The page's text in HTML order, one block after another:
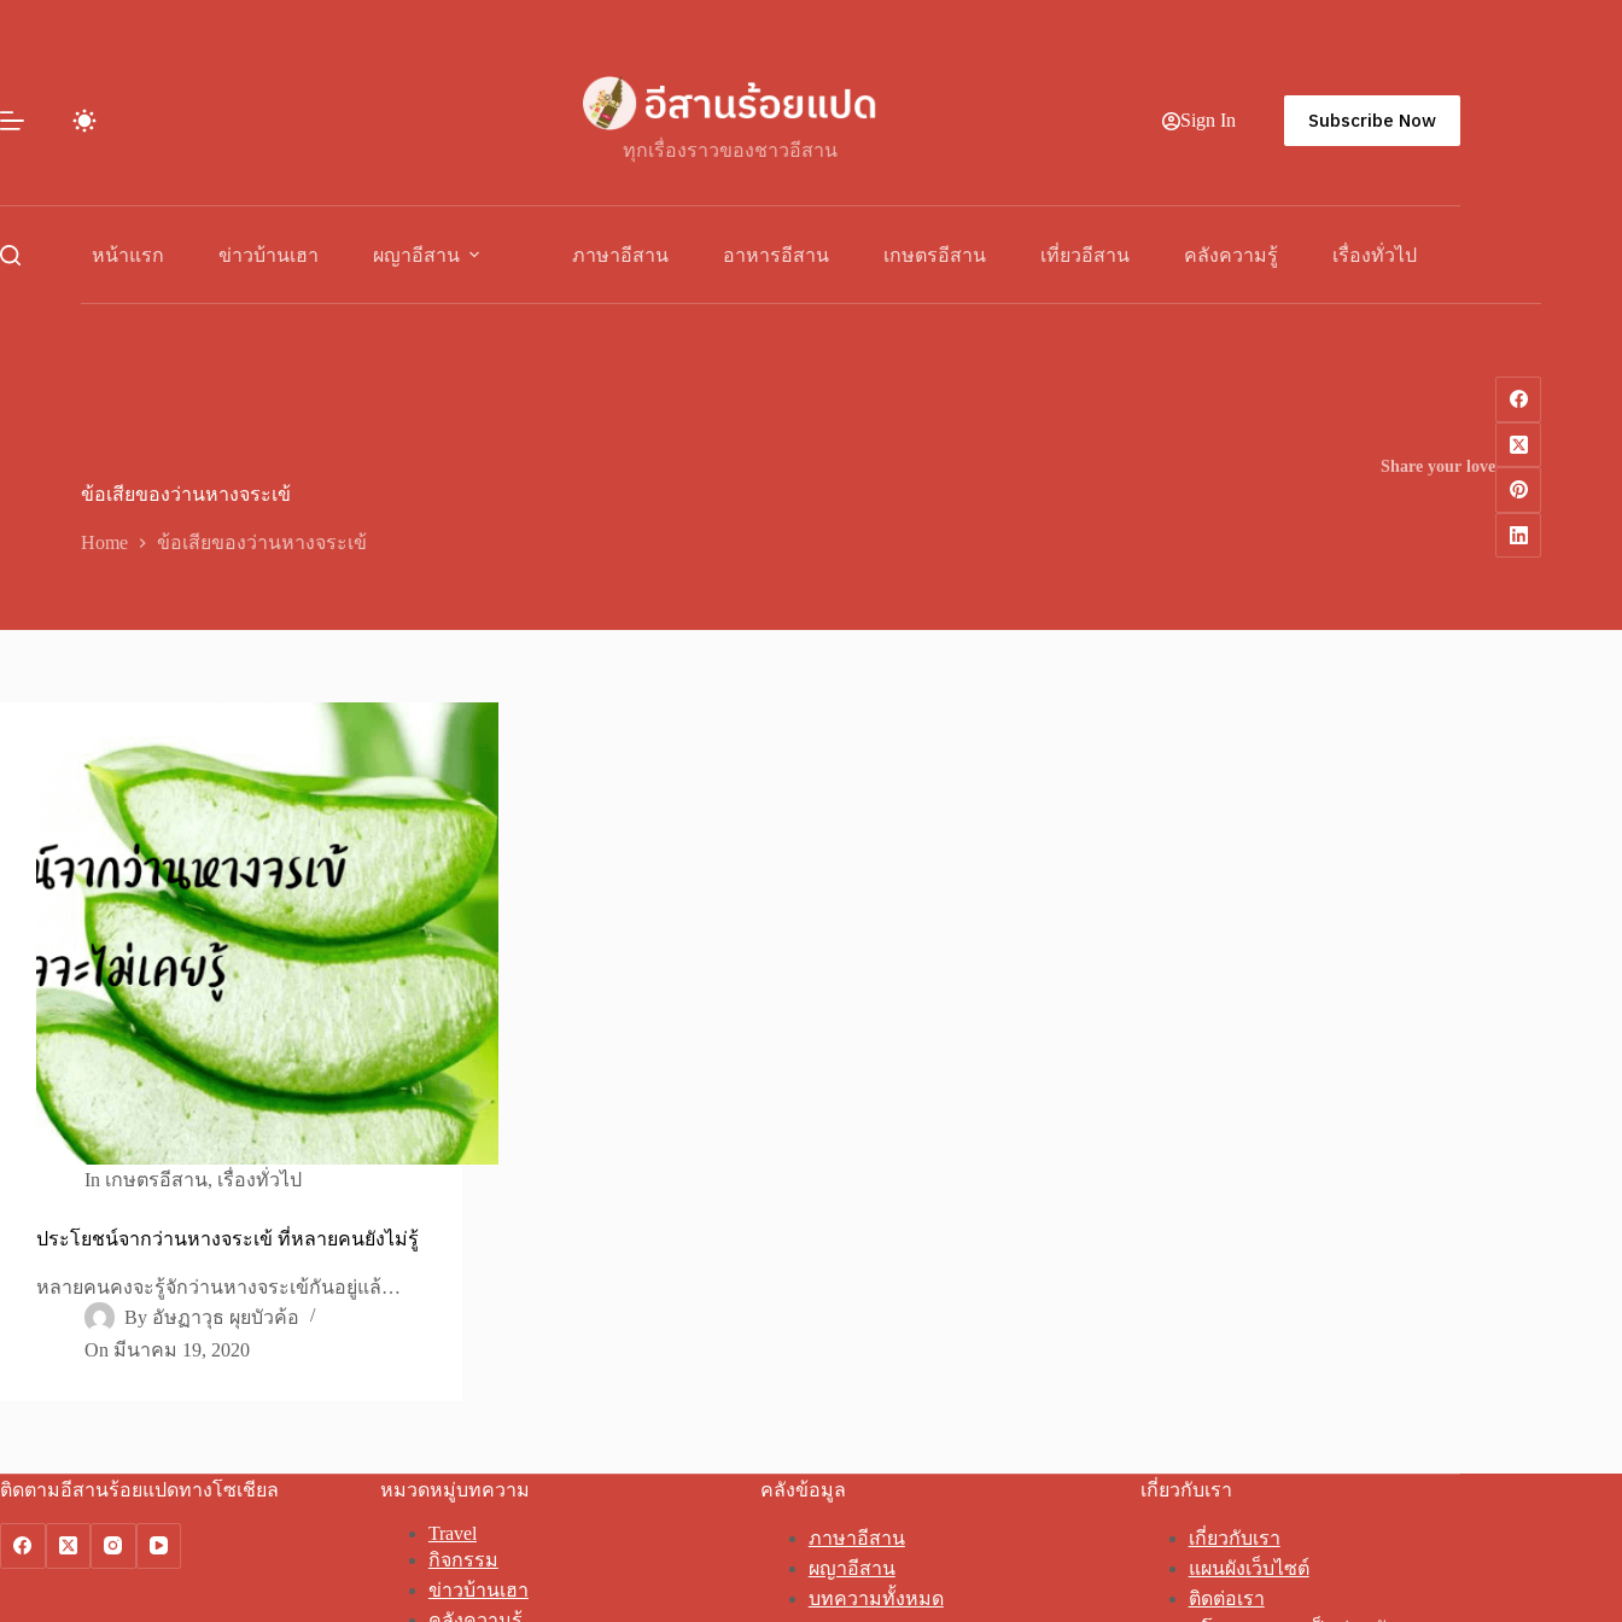
ทุกเรื่องราวของชาวอีสาน
Sign In Subscribe Now
หน้าแรก ข่าวบ้านเฮา ผญาอีสาน ภาษาอีสาน อาหารอีสาน เกษตรอีสาน เที่ยวอีสาน คลังความรู้ เรื่องทั่วไป
ข้อเสียของว่านหางจระเข้
Home ข้อเสียของว่านหางจระเข้
Share your love
In เกษตรอีสาน, เรื่องทั่วไป
ประโยชน์จากว่านหางจระเข้ ที่หลายคนยังไม่รู้
หลายคนคงจะรู้จักว่านหางจระเข้กันอยู่แล้…
By อัษฏาวุธ ผุยบัวค้อ
On มีนาคม 19, 2020
ติดตามอีสานร้อยแปดทางโซเชียล หมวดหมู่บทความ
Travel
กิจกรรม
ข่าวบ้านเฮา
คลังข้อมูล
ภาษาอีสาน
ผญาอีสาน
บทความทั้งหมด
เกี่ยวกับเรา
เกี่ยวกับเรา
แผนผังเว็บไซต์
ติดต่อเรา